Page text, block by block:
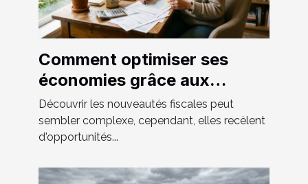
Comment optimiser ses
économies grâce aux
nouveautés fiscales ?
Découvrir les nouveautés fiscales peut
sembler complexe, cependant, elles recèlent
d'opportunités...